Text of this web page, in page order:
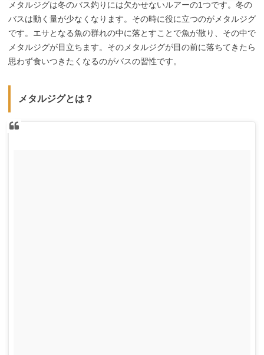
メタルジグは冬のバス釣りには欠かせないルアーの1つです。冬の
バスは動く量が少なくなります。その時に役に立つのがメタルジグ
です。エサとなる魚の群れの中に落とすことで魚が散り、その中で
メタルジグが目立ちます。そのメタルジグが目の前に落ちてきたら
思わず食いつきたくなるのがバスの習性です。
メタルジグとは？